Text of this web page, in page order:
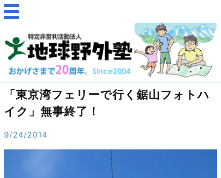
「東京湾フェリーで行く鋸山フォトハ
イク」無事終了！
9/24/2014